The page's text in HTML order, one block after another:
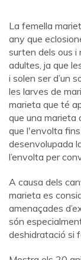
La femella
any que
surten dels ous i
adultes, ja que
i solen ser d’un
les larves de
marieta que té
que una marieta
que l'envolta
desenvolupada
l’envolta per
A causa dels
marieta es
amenaçades
són
deshidratació si